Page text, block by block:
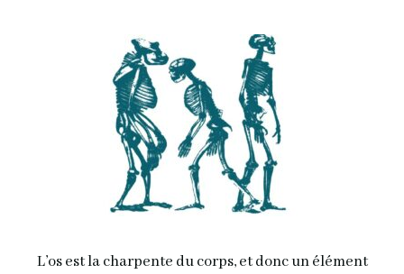
L’os est la charpente du corps, et donc un élément